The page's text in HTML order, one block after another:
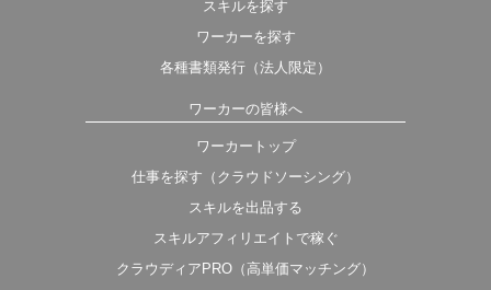
スキルを探す
ワーカーを探す
各種書類発行（法人限定）
ワーカーの皆様へ
ワーカートップ
仕事を探す（クラウドソーシング）
スキルを出品する
スキルアフィリエイトで稼ぐ
クラウディアPRO（高単価マッチング）